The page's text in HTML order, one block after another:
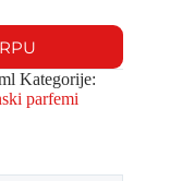
Kategorije:
parfemi